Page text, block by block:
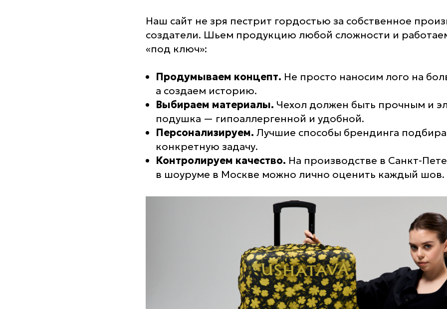
Наш сайт не зря пестрит гордостью за собственное
создатели. Шьем продукцию любой сложности и
«под ключ»:
Продумываем концепт. Не просто наносим лого на
а создаем историю.
Выбираем материалы. Чехол должен быть прочным и
подушка — гипоаллергенной и удобной.
Персонализируем. Лучшие способы брендинга
конкретную задачу.
Контролируем качество. На производстве в Санкт-
в шоуруме в Москве можно лично оценить каждый шов.